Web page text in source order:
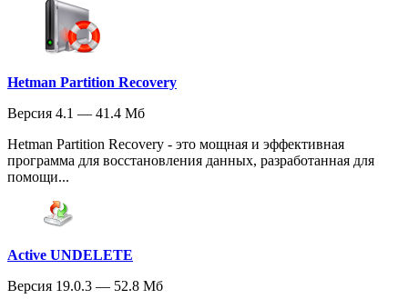
Hetman Partition Recovery
Версия 4.1 — 41.4 Мб
Hetman Partition Recovery - это мощная и эффективная
программа для восстановления данных, разработанная для
помощи...
Active UNDELETE
Версия 19.0.3 — 52.8 Мб